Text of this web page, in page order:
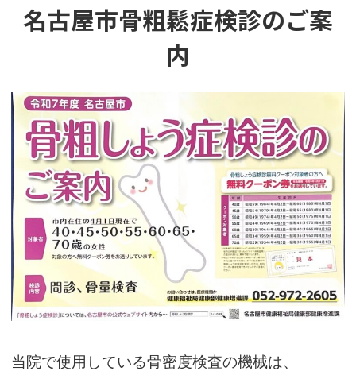
名古屋市骨粗鬆症検診のご案
内
当院で使用している骨密度検査の機械は、